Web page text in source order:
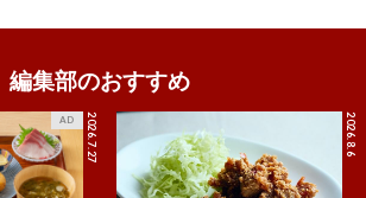
編集部のおすすめ
2026.7.27
AD 2026.8.6